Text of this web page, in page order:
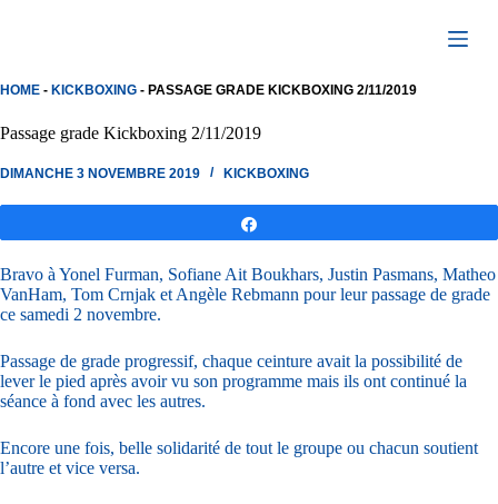
HOME - KICKBOXING - PASSAGE GRADE KICKBOXING 2/11/2019
Passage grade Kickboxing 2/11/2019
DIMANCHE 3 NOVEMBRE 2019 KICKBOXING
Bravo à Yonel Furman, Sofiane Ait Boukhars, Justin Pasmans, Matheo
VanHam, Tom Crnjak et Angèle Rebmann pour leur passage de grade
ce samedi 2 novembre.
Passage de grade progressif, chaque ceinture avait la possibilité de
lever le pied après avoir vu son programme mais ils ont continué la
séance à fond avec les autres.
Encore une fois, belle solidarité de tout le groupe ou chacun soutient
l’autre et vice versa.